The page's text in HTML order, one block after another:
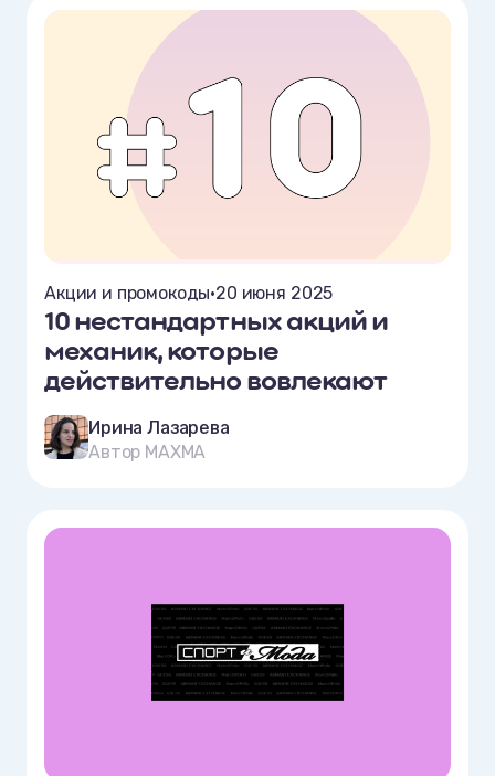
Акции и промокоды•20 июня 2025
10 нестандартных акций и
механик, которые
действительно вовлекают
Ирина Лазарева
Автор MAXMA